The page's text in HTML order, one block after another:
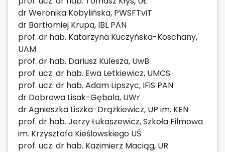
dr Weronika Kobylińska, PWSFTviT
dr Bartłomiej Krupa, IBL PAN
prof. dr hab. Katarzyna Kuczyńska-Koschany,
UAM
prof. dr hab. Dariusz Kulesza, UwB
prof. ucz. dr hab. Ewa Letkiewicz, UMCS
prof. ucz. dr hab. Adam Lipszyc, IFiS PAN
dr Dobrawa Lisak-Gębala, UWr
dr Agnieszka Liszka-Drążkiewicz, UP im. KEN
prof. dr hab. Jerzy Łukaszewicz, Szkoła Filmowa
im. Krzysztofa Kieślowskiego UŚ
prof. ucz. dr hab. Kazimierz Maciąg, UR